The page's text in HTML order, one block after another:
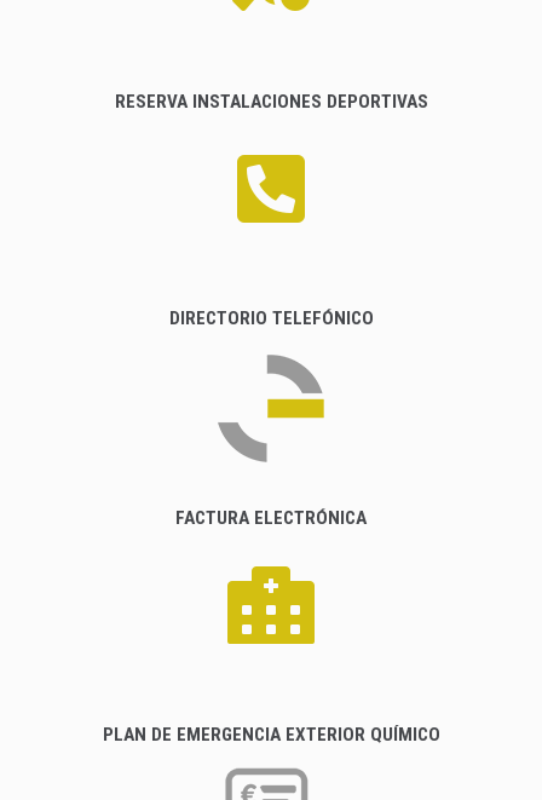
RESERVA INSTALACIONES DEPORTIVAS
DIRECTORIO TELEFÓNICO
FACTURA ELECTRÓNICA
PLAN DE EMERGENCIA EXTERIOR QUÍMICO